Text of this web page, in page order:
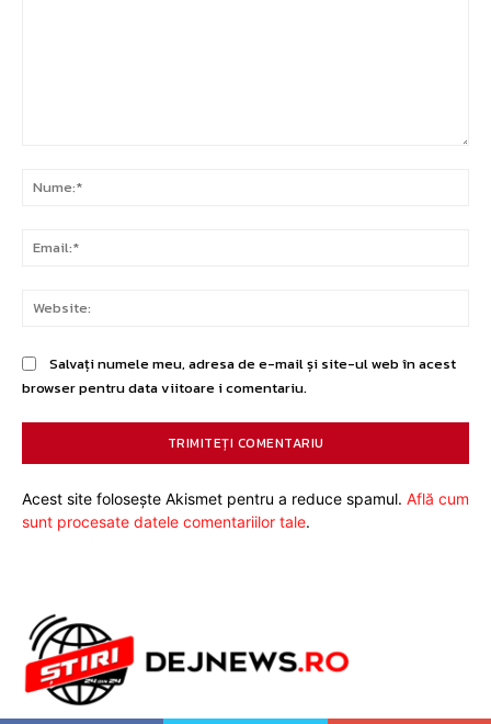
Salvați numele meu, adresa de e-mail și site-ul web în acest
browser pentru data viitoare i comentariu.
Acest site folosește Akismet pentru a reduce spamul. Află cum
sunt procesate datele comentariilor tale.